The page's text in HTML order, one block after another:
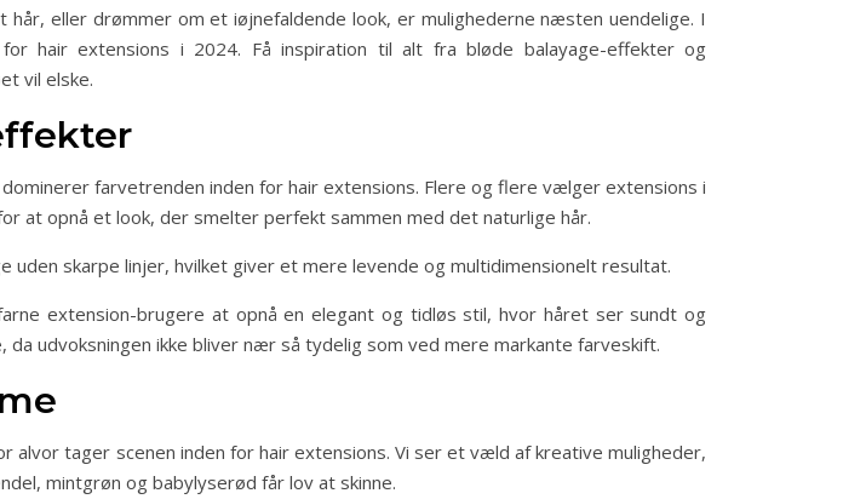
eller drømmer om et iøjnefaldende look, er mulighederne næsten uendelige. I
hair extensions i 2024. Få inspiration til alt fra bløde balayage-effekter og
vil elske.
farvetrenden inden for hair extensions. Flere og flere vælger extensions i
at opnå et look, der smelter perfekt sammen med det naturlige hår.
uden skarpe linjer, hvilket giver et mere levende og multidimensionelt resultat.
extension-brugere at opnå en elegant og tidløs stil, hvor håret ser sundt og
udvoksningen ikke bliver nær så tydelig som ved mere markante farveskift.
tager scenen inden for hair extensions. Vi ser et væld af kreative muligheder,
mintgrøn og babylyserød får lov at skinne.